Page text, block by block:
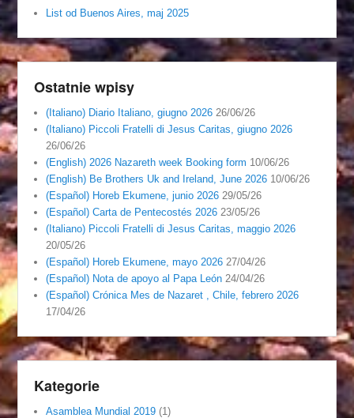
List od Buenos Aires, maj 2025
Ostatnie wpisy
(Italiano) Diario Italiano, giugno 2026 26/06/26
(Italiano) Piccoli Fratelli di Jesus Caritas, giugno 2026
26/06/26
(English) 2026 Nazareth week Booking form 10/06/26
(English) Be Brothers Uk and Ireland, June 2026 10/06/26
(Español) Horeb Ekumene, junio 2026 29/05/26
(Español) Carta de Pentecostés 2026 23/05/26
(Italiano) Piccoli Fratelli di Jesus Caritas, maggio 2026
20/05/26
(Español) Horeb Ekumene, mayo 2026 27/04/26
(Español) Nota de apoyo al Papa León 24/04/26
(Español) Crónica Mes de Nazaret , Chile, febrero 2026
17/04/26
Kategorie
Asamblea Mundial 2019 (1)